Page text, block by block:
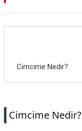
Cimcime Nedir?
Cimcime Nedir?